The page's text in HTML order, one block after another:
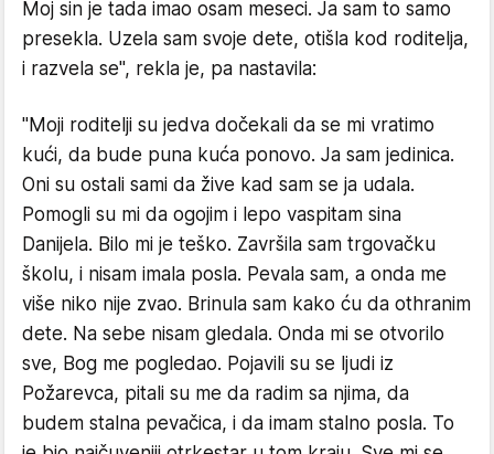
Moj sin je tada imao osam meseci. Ja sam to samo
presekla. Uzela sam svoje dete, otišla kod roditelja,
i razvela se", rekla je, pa nastavila:
"Moji roditelji su jedva dočekali da se mi vratimo
kući, da bude puna kuća ponovo. Ja sam jedinica.
Oni su ostali sami da žive kad sam se ja udala.
Pomogli su mi da ogojim i lepo vaspitam sina
Danijela. Bilo mi je teško. Završila sam trgovačku
školu, i nisam imala posla. Pevala sam, a onda me
više niko nije zvao. Brinula sam kako ću da othranim
dete. Na sebe nisam gledala. Onda mi se otvorilo
sve, Bog me pogledao. Pojavili su se ljudi iz
Požarevca, pitali su me da radim sa njima, da
budem stalna pevačica, i da imam stalno posla. To